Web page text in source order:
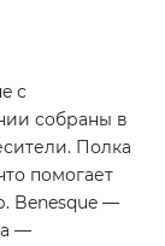
с
собраны в
Полка
помогает
Benesque —
—